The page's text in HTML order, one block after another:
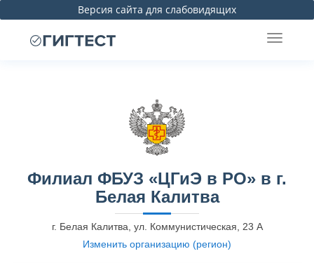
Версия сайта для слабовидящих
Филиал ФБУЗ «ЦГиЭ в РО» в г.
Белая Калитва
г. Белая Калитва, ул. Коммунистическая, 23 А
Изменить организацию (регион)